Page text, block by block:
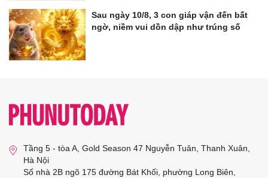
Sau ngày 10/8, 3 con giáp vận đến bất
ngờ, niềm vui dồn dập như trúng số
Tầng 5 - tòa A, Gold Season 47 Nguyễn Tuân, Thanh Xuân,
Hà Nội
Số nhà 2B ngõ 175 đường Bát Khối, phường Long Biên,